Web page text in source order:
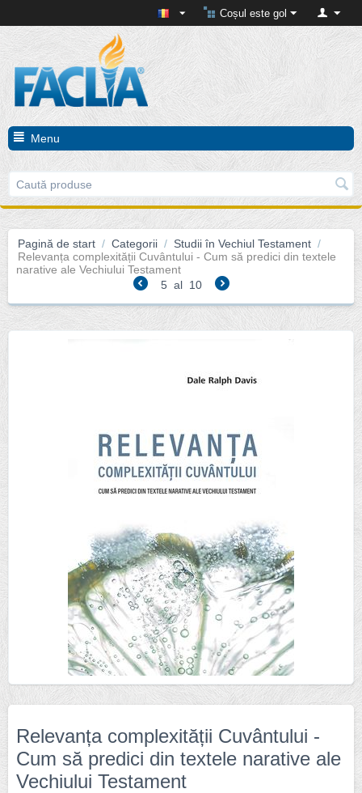
Coșul este gol
Menu
Pagină de start / Categorii / Studii în Vechiul Testament /
Relevanța complexității Cuvântului - Cum să predici din textele
narative ale Vechiului Testament
5 al 10
Relevanța complexității Cuvântului -
Cum să predici din textele narative ale
Vechiului Testament